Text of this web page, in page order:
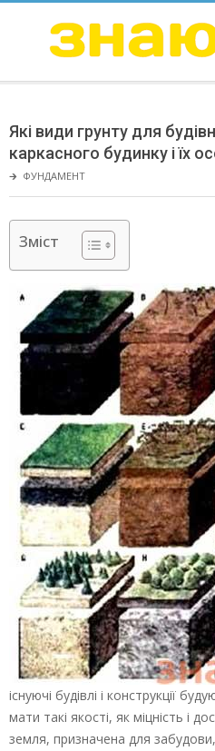
ЗНАЮ
Menu
Які види грунту для
каркасного будинку і їх
🡲 ФУНДАМЕНТ
Зміст
існуючі будівлі і конструкції
мати такі якості, як міцність і
земля, призначена для